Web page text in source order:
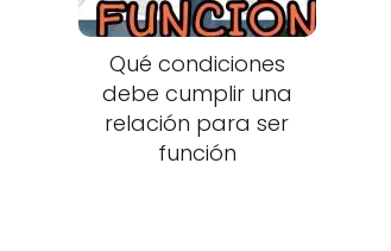
Qué condiciones
debe cumplir una
relación para ser
función